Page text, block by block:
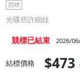
競標
光碟些許細紋
競標已結束 2026/
結標價格 $473